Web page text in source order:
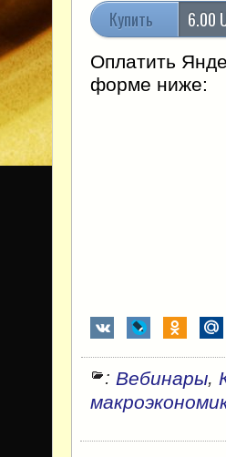
Купить 6.00
Оплатить
форме ниже:
: Вебинары,